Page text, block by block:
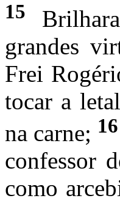
15
grandes
Frei
tocar a
na carne; 16
confessor
como